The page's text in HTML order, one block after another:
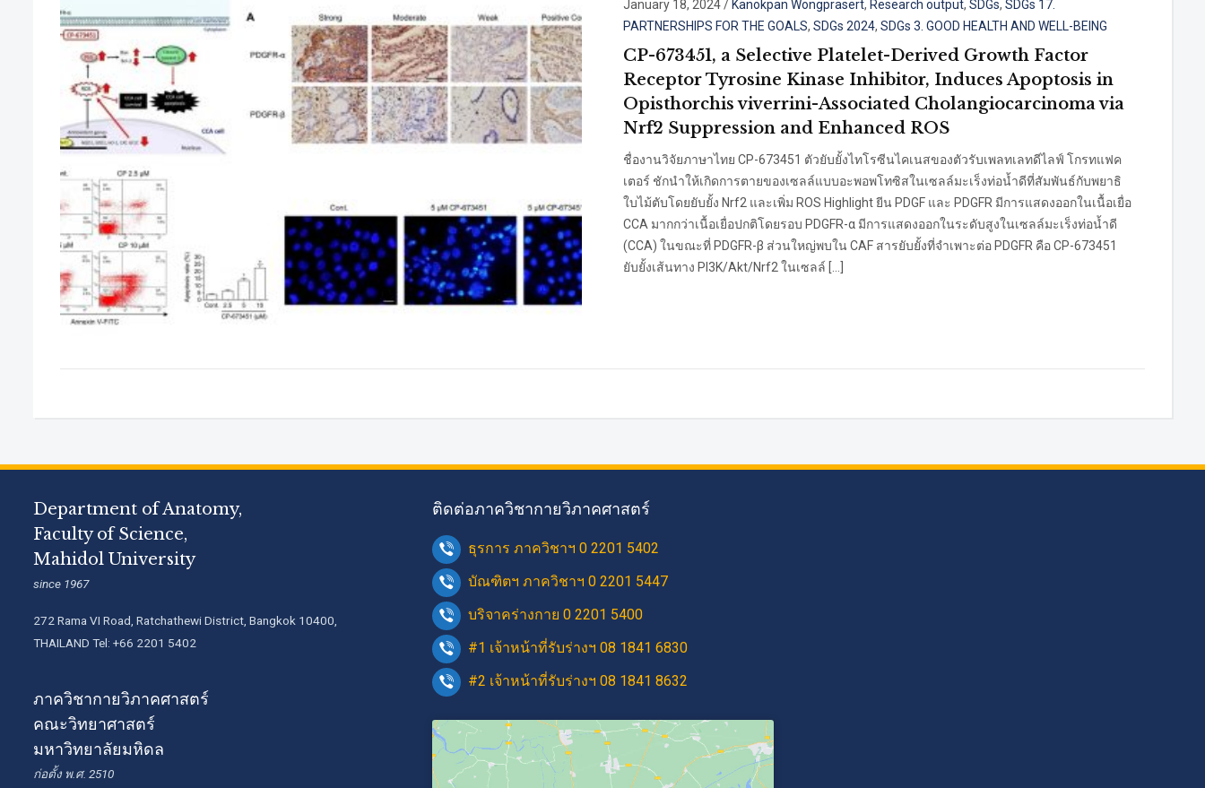
January 18, 2024/Kanokpan Wongprasert,Research output,SDGs,SDGs 17.
PARTNERSHIPS FOR THE GOALS,SDGs 2024,SDGs 3. GOOD HEALTH AND WELL-BEING
CP-673451, a Selective Platelet-Derived Growth Factor
Receptor Tyrosine Kinase Inhibitor, Induces Apoptosis in
Opisthorchis viverrini-Associated Cholangiocarcinoma via
Nrf2 Suppression and Enhanced ROS
ชื่องานวิจัยภาษาไทย CP-673451 ตัวยับยั้งไทโรซีนไคเนสของตัวรับเพลทเลทดีไลฟ์ โกรทแฟค
เตอร์ ชักนำให้เกิดการตายของเซลล์แบบอะพอพโทซิสในเซลล์มะเร็งท่อน้ำดีที่สัมพันธ์กับพยาธิ
ใบไม้ตับโดยยับยั้ง Nrf2 และเพิ่ม ROS Highlight ยีน PDGF และ PDGFR มีการแสดงออกในเนื้อเยื่อ
CCA มากกว่าเนื้อเยื่อปกติโดยรอบ PDGFR-α มีการแสดงออกในระดับสูงในเซลล์มะเร็งท่อน้ำดี
(CCA) ในขณะที่ PDGFR-β ส่วนใหญ่พบใน CAF สารยับยั้งที่จำเพาะต่อ PDGFR คือ CP-673451
ยับยั้งเส้นทาง PI3K/Akt/Nrf2 ในเซลล์ […]
Department of Anatomy,
Faculty of Science,
Mahidol University
since 1967
272 Rama VI Road, Ratchathewi District, Bangkok 10400,
THAILAND Tel: +66 2201 5402
ภาควิชากายวิภาคศาสตร์
คณะวิทยาศาสตร์
มหาวิทยาลัยมหิดล
ก่อตั้ง พ.ศ. 2510
ติดต่อภาควิชากายวิภาคศาสตร์
ธุรการ ภาควิชาฯ 0 2201 5402
บัณฑิตฯ ภาควิชาฯ 0 2201 5447
บริจาคร่างกาย 0 2201 5400
#1 เจ้าหน้าที่รับร่างฯ 08 1841 6830
#2 เจ้าหน้าที่รับร่างฯ 08 1841 8632